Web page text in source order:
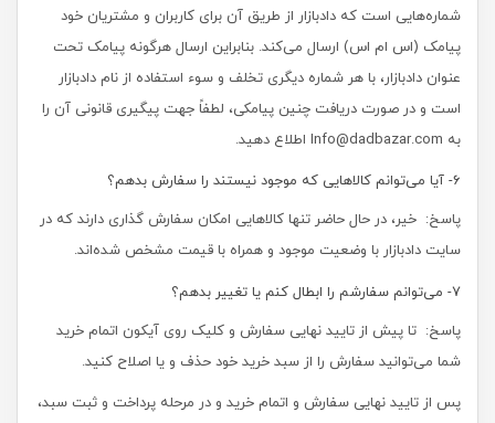
شماره‌‌‌هایی است که دادبازار از طریق آن برای کاربران و مشتریان خود
پیامک (اس ام اس) ارسال می‌کند. بنابراین ارسال هرگونه پیامک تحت
عنوان دادبازار، با هر شماره دیگری تخلف و سوء استفاده از نام دادبازار
است و در صورت دریافت چنین پیامکی، لطفاً جهت پیگیری قانونی آن را
به Info@dadbazar.com اطلاع دهید.
6- آیا می‌‏توانم کالاهایی که موجود نیستند را سفارش بدهم؟
پاسخ: خیر، در حال حاضر تنها کالاهایی امکان سفارش گذاری دارند که در
سایت دادبازار با وضعیت موجود و همراه با قیمت مشخص شده‌‏اند.
7- می‌‏توانم سفارشم را ابطال کنم یا تغییر بدهم؟
پاسخ: تا پیش از تایید نهایی سفارش و کلیک روی آیکون اتمام خرید
شما می‌توانید سفارش را از سبد خرید خود حذف و یا اصلاح کنید.
پس از تایید نهایی سفارش و اتمام خرید و در مرحله پرداخت و ثبت سبد،